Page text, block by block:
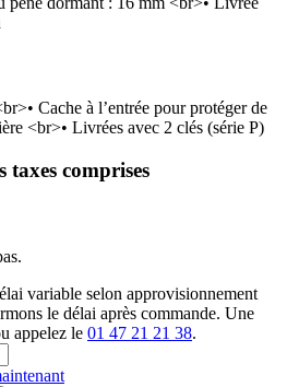
Cache à l’entrée pour protéger de
<br>• Livrées avec 2 clés (série P)
taxes comprises
variable selon approvisionnement
le délai après commande. Une
appelez le 01 47 21 21 38.